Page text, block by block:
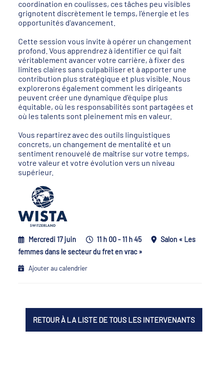
coordination en coulisses, ces tâches peu visibles
grignotent discrètement le temps, l'énergie et les
opportunités d'avancement.
Cette session vous invite à opérer un changement
profond. Vous apprendrez à identifier ce qui fait
véritablement avancer votre carrière, à fixer des
limites claires sans culpabiliser et à apporter une
contribution plus stratégique et plus visible. Nous
explorerons également comment les dirigeants
peuvent créer une dynamique d’équipe plus
équitable, où les responsabilités sont partagées et
où les talents sont pleinement mis en valeur.
Vous repartirez avec des outils linguistiques
concrets, un changement de mentalité et un
sentiment renouvelé de maîtrise sur votre temps,
votre valeur et votre évolution vers un niveau
supérieur.
Mercredi 17 juin 11 h 00 - 11 h 45
Salon « Les
femmes dans le secteur du fret en vrac »
Ajouter au calendrier
RETOUR À LA LISTE DE TOUS LES INTERVENANTS